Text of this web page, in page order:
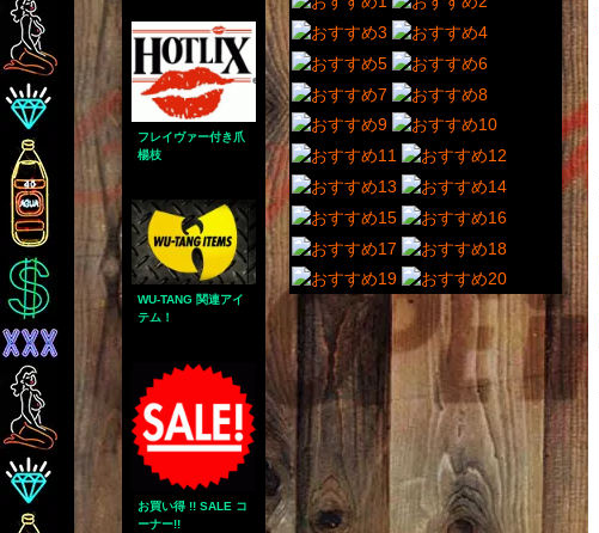
フレイヴァー付き爪
楊枝
WU-TANG 関連アイ
テム！
お買い得 !! SALE コ
ーナー!!